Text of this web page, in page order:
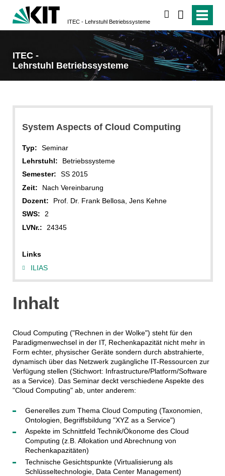
ITEC - Lehrstuhl Betriebssysteme
ITEC -
Lehrstuhl Betriebssysteme
System Aspects of Cloud Computing
Typ:
Seminar
Lehrstuhl:
Betriebssysteme
Semester:
SS 2015
Zeit:
Nach Vereinbarung
Dozent:
Prof. Dr. Frank Bellosa, Jens Kehne
SWS:
2
LVNr.:
24345
Links
ILIAS
Inhalt
Cloud Computing ("Rechnen in der Wolke") steht für den
Paradigmenwechsel in der IT, Rechenkapazität nicht mehr in
Form echter, physischer Geräte sondern durch abstrahierte,
dynamisch über das Netzwerk zugängliche IT-Ressourcen zur
Verfügung stellen (Stichwort: Infrastructure/Platform/Software
as a Service). Das Seminar deckt verschiedene Aspekte des
"Cloud Computing" ab, unter anderem:
Generelles zum Thema Cloud Computing (Taxonomien,
Ontologien, Begriffsbildung "XYZ as a Service")
Aspekte im Schnittfeld Technik/Ökonome des Cloud
Computing (z.B. Allokation und Abrechnung von
Rechenkapazitäten)
Technische Gesichtspunkte (Virtualisierung als
Schlüsseltechnologie, Data Center Management)